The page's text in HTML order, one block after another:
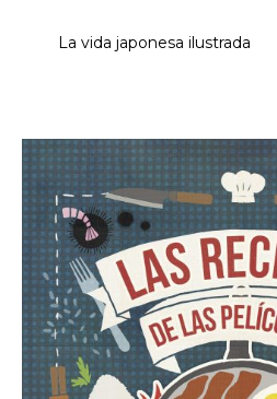
La vida japonesa ilustrada